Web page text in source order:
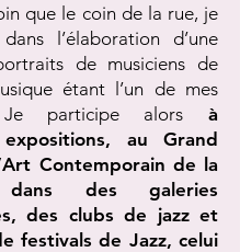
que le coin de la rue, je
l’élaboration d’une
de musiciens de
étant l’un de mes
Je participe alors à
au Grand
Contemporain de la
dans des galeries
des clubs de jazz et
festivals de Jazz, celui